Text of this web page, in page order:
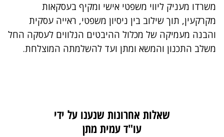
משרדו מעניק ליווי משפטי אישי ומקיף בעסקאות
מקרקעין, תוך שילוב בין ניסיון משפטי, ראייה עסקית
והבנה מעמיקה של מכלול ההיבטים הנלווים לעסקה החל
משלב התכנון והמשא ומתן ועד להשלמתה המוצלחת.
שאלות אחרונות שנענו על ידי
עו"ד עמית מתן